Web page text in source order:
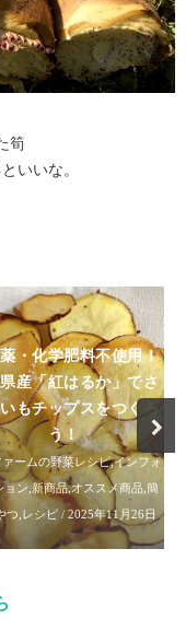
筍
いいな。
・化学肥料不使用！
産「紅はるか」でさ
もチップスをつくろ
う！
ームの野菜レシピ,インフォ
ョン 新商品,オススメ商品 簡
つ レシピ / 2025年11月26日